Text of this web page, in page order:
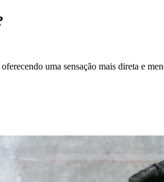
uma sensação mais direta e